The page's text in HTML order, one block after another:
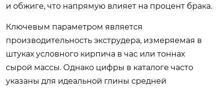
и обжиге, что напрямую влияет на процент брака.
Ключевым параметром является
производительность экструдера, измеряемая в
штуках условного кирпича в час или тоннах
сырой массы. Однако цифры в каталоге часто
указаны для идеальной глины средней